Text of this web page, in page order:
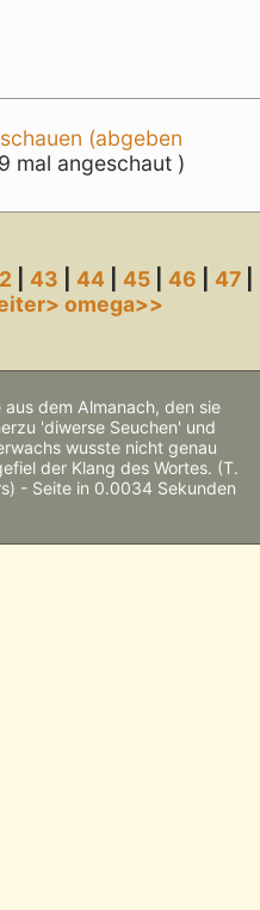
(abgeben
mal angeschaut )
|43 |44 |45 |46 |47
omega>>
dem Almanach, den sie
'diwerse Seuchen' und
wusste nicht genau
der Klang des Wortes. (T.
- Seite in 0.0034 Sekunden